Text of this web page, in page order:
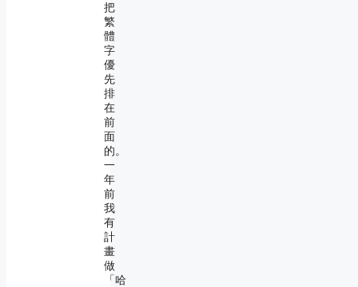
把
繁
體
字
優
先
排
在
前
面
的。
一
年
前
我
有
計
畫
做
「哈